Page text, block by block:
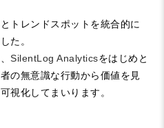
トレンドスポットを統合的に
た。
SilentLog Analyticsをはじめと
の無意識な行動から価値を見
視化してまいります。